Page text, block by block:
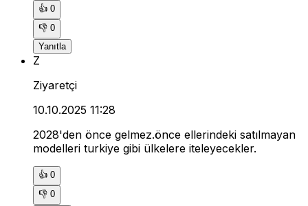
👍 0
👎 0
Yanıtla
Z
Ziyaretçi
10.10.2025 11:28
2028'den önce gelmez.önce ellerindeki satılmayan
modelleri turkiye gibi ülkelere iteleyecekler.
👍 0
👎 0